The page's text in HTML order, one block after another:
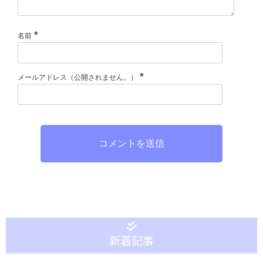
名前 *
メールアドレス（公開されません。） *
コメントを送信
新着記事